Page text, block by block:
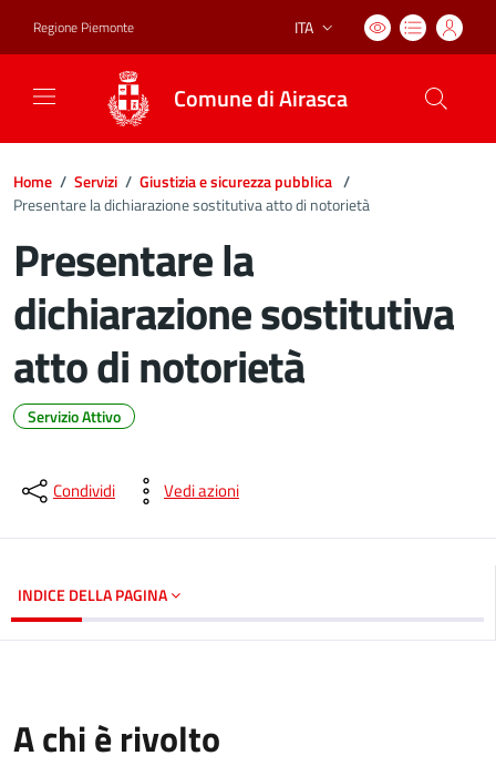
Regione Piemonte Lingua attiva:
ITA
Comune di Airasca
Home / Servizi / Giustizia e sicurezza pubblica /
Presentare la dichiarazione sostitutiva atto di notorietà
Presentare la
dichiarazione sostitutiva
atto di notorietà
Servizio Attivo
Condividi Vedi azioni
INDICE DELLA PAGINA
A chi è rivolto